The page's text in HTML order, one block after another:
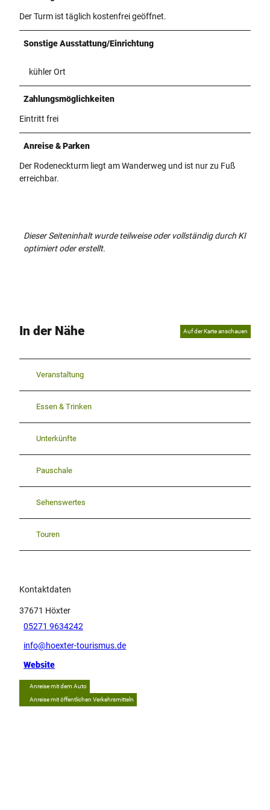
Der Turm ist täglich kostenfrei geöffnet.
Sonstige Ausstattung/Einrichtung
kühler Ort
Zahlungsmöglichkeiten
Eintritt frei
Anreise & Parken
Der Rodeneckturm liegt am Wanderweg und ist nur zu Fuß
erreichbar.
Dieser Seiteninhalt wurde teilweise oder vollständig durch KI
optimiert oder erstellt.
In der Nähe Auf der Karte anschauen
Veranstaltung
Essen & Trinken
Unterkünfte
Pauschale
Sehenswertes
Touren
Kontaktdaten
37671 Höxter
05271 9634242
info@hoexter-tourismus.de
Website
Anreise mit dem Auto
Anreise mit öffentlichen Verkehrsmitteln